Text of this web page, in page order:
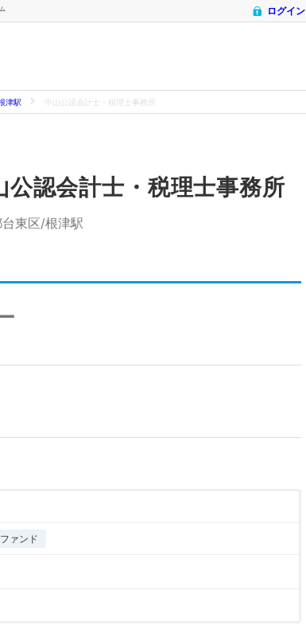
ログイン
津駅 中山公認会計士・税理士事務所
公認会計士・税理士事務所
東区/根津駅
ファンド